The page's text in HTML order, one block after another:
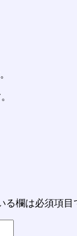
る欄は必須項目